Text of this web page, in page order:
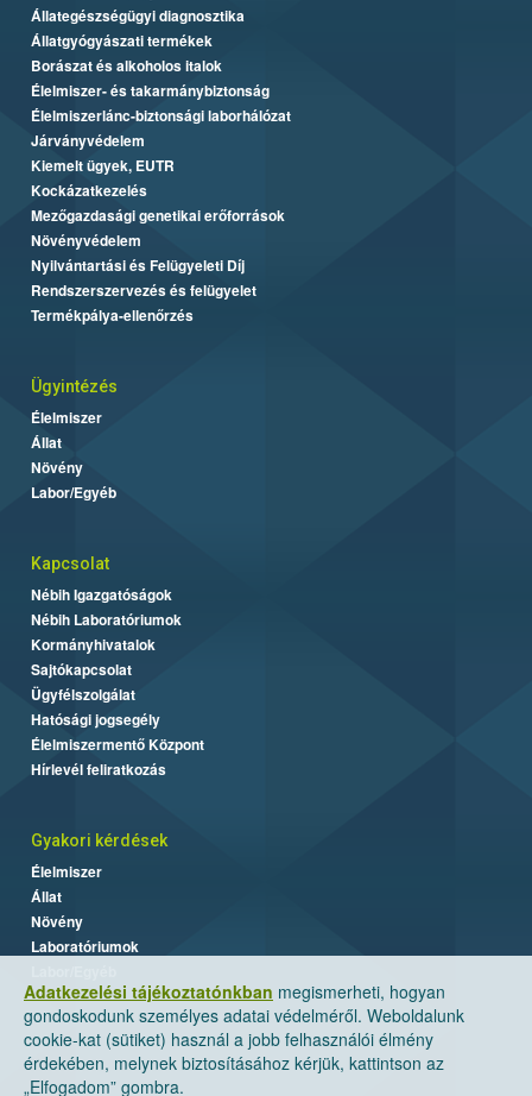
Adatkezelési tájékoztatónkban megismerheti, hogyan
gondoskodunk személyes adatai védelméről. Weboldalunk
cookie-kat (sütiket) használ a jobb felhasználói élmény
érdekében, melynek biztosításához kérjük, kattintson az
„Elfogadom” gombra.
Állategészségügyi diagnosztika
Állatgyógyászati termékek
Borászat és alkoholos italok
Élelmiszer- és takarmánybiztonság
Élelmiszerlánc-biztonsági laborhálózat
Járványvédelem
Kiemelt ügyek, EUTR
Kockázatkezelés
Mezőgazdasági genetikai erőforrások
Növényvédelem
Nyilvántartási és Felügyeleti Díj
Rendszerszervezés és felügyelet
Termékpálya-ellenőrzés
Ügyintézés
Élelmiszer
Állat
Növény
Labor/Egyéb
Kapcsolat
Nébih Igazgatóságok
Nébih Laboratóriumok
Kormányhivatalok
Sajtókapcsolat
Ügyfélszolgálat
Hatósági jogsegély
Élelmiszermentő Központ
Hírlevél feliratkozás
Gyakori kérdések
Élelmiszer
Állat
Növény
Laboratóriumok